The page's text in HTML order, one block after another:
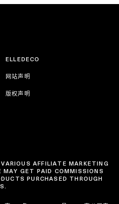
ELLEDECO
网站声明
版权声明
AFFILIATE MARKETING
MAY GET PAID COMMISSIONS
PURCHASED THROUGH